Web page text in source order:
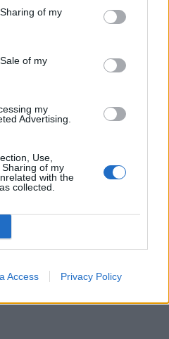
of my
of my
my
Advertising.
Use,
of my
with the
collected.
Access Privacy Policy
TÅRTA